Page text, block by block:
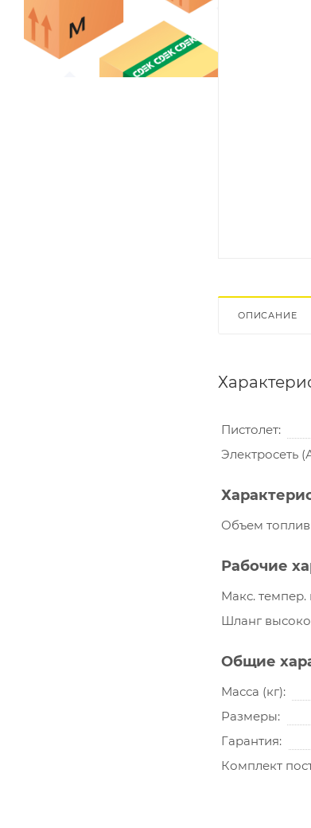
ОПИСАНИЕ
Пистолет
Электросеть
Объем
Рабочие
Макс. темпер.
Шланг
Общие
Масса (кг)
Размеры
Гарантия
Комплект